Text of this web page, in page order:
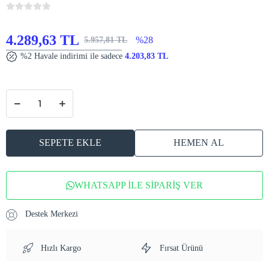
4.289,63 TL 5.957,81 TL %28
%2 Havale indirimi ile sadece 4.203,83 TL
SEPETE EKLE HEMEN AL
WHATSAPP İLE SİPARİŞ VER
Destek Merkezi
Hızlı Kargo Fırsat Ürünü